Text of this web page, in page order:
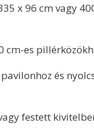
x 96 cm vagy
cm-es
és
festett